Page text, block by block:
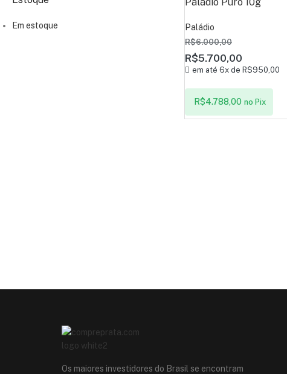
Em estoque Paládio
R$6.000,00
R$5.700,00
em até 6x de R$950,00
R$4.788,00 no Pix
Os maiores investidores do Brasil se encontram